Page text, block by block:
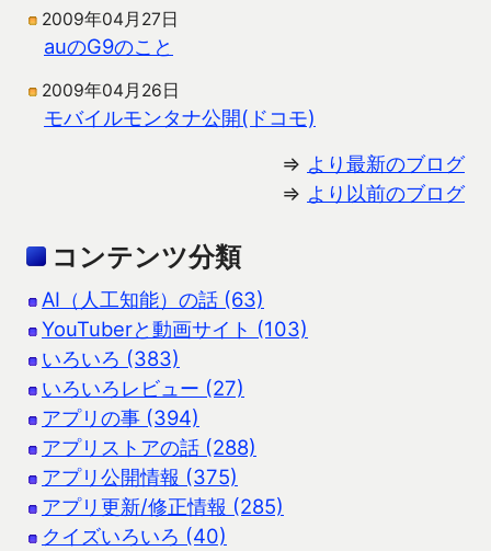
2009年04月27日
auのG9のこと
2009年04月26日
モバイルモンタナ公開(ドコモ)
⇒ より最新のブログ
⇒ より以前のブログ
コンテンツ分類
AI（人工知能）の話 (63)
YouTuberと動画サイト (103)
いろいろ (383)
いろいろレビュー (27)
アプリの事 (394)
アプリストアの話 (288)
アプリ公開情報 (375)
アプリ更新/修正情報 (285)
クイズいろいろ (40)